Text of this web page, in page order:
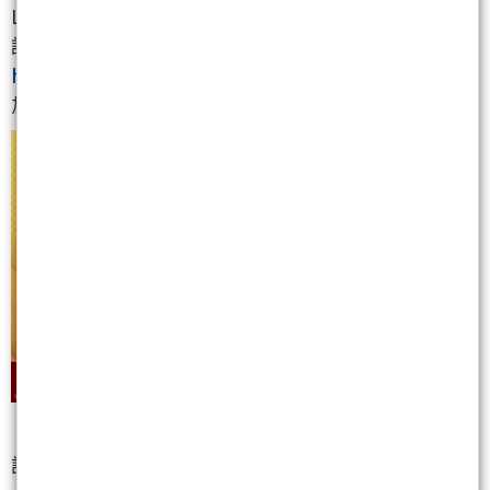
LINE ID: @good58899
請透過以下連結將我們加入好友
https://lin.ee/TiGX9qQ
加入後可在留言版上詢問個股或入會問題！
諮詢專線：0800-555808！